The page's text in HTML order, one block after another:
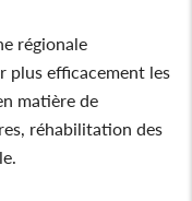
régionale
plus efficacement les
matière de
réhabilitation des